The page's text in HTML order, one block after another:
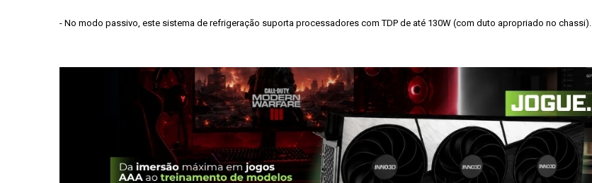
- No modo passivo, este sistema de refrigeração suporta processadores com TDP de até 130W (com duto apropriado no chassi).